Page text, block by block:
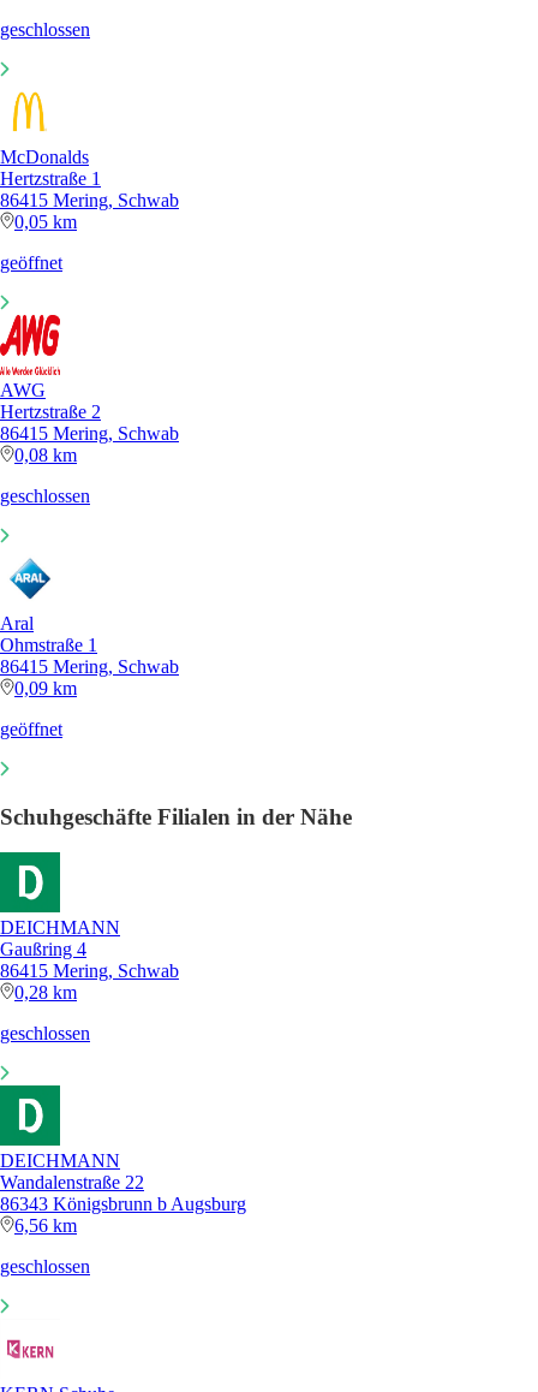
geschlossen
McDonalds
Hertzstraße 1
86415 Mering, Schwab
0,05 km
geöffnet
AWG
Hertzstraße 2
86415 Mering, Schwab
0,08 km
geschlossen
Aral
Ohmstraße 1
86415 Mering, Schwab
0,09 km
geöffnet
Schuhgeschäfte Filialen in der Nähe
DEICHMANN
Gaußring 4
86415 Mering, Schwab
0,28 km
geschlossen
DEICHMANN
Wandalenstraße 22
86343 Königsbrunn b Augsburg
6,56 km
geschlossen